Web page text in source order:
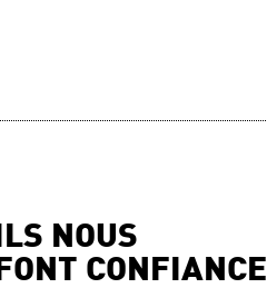
ILS NOUS
FONT CONFIANCE